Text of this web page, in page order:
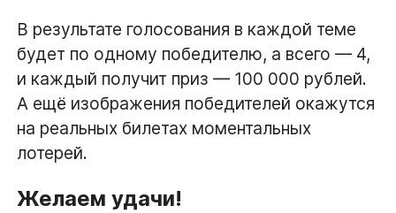
В результате голосования в каждой теме
будет по одному победителю, а всего — 4,
и каждый получит приз — 100 000 рублей.
А ещё изображения победителей окажутся
на реальных билетах моментальных
лотерей.
Желаем удачи!